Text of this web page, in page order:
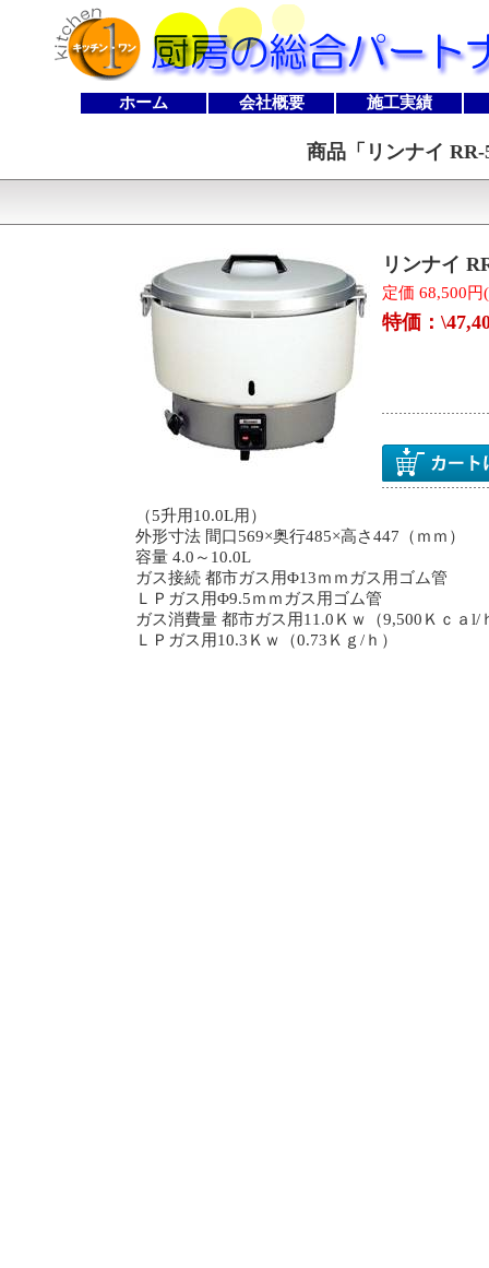
ホーム 会社概要 施工実績
商品「 リンナイ
リンナイ
定価 68,500円
特価：
（5升用10.0L用）
外形寸法 間口569×奥行485×高さ447（ｍｍ）
容量 4.0～10.0L
ガス接続 都市ガス用Φ13ｍｍガス用ゴム管
ＬＰガス用Φ9.5ｍｍガス用ゴム管
ガス消費量 都市ガス用11.0Ｋｗ（9,500Ｋｃａl/
ＬＰガス用10.3Ｋｗ（0.73Ｋｇ/ｈ）